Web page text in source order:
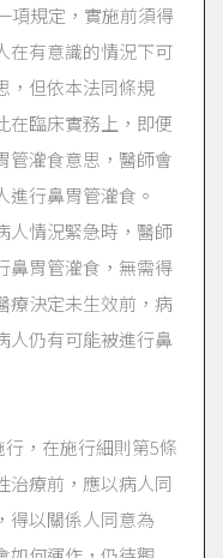
項規定，實施前須得
在有意識的情況下可
，但依本法同條規
在臨床實務上，即便
管灌食意思，醫師會
行鼻胃管灌食。
人情況緊急時，醫師
鼻胃管灌食，無需得
療決定未生效前，病
人仍有可能被進行鼻
，在施行細則第5條
治療前，應以病人同
得以關係人同意為